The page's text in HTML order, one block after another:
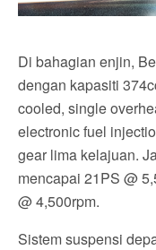
Di bahagian enjin,
dengan kapasiti
cooled, single
electronic fuel
gear lima kelajuan.
mencapai 21PS @
@ 4,500rpm.
Sistem suspensi